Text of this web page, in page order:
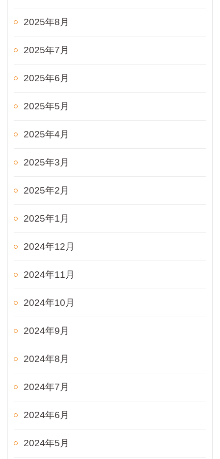
2025年8月
2025年7月
2025年6月
2025年5月
2025年4月
2025年3月
2025年2月
2025年1月
2024年12月
2024年11月
2024年10月
2024年9月
2024年8月
2024年7月
2024年6月
2024年5月